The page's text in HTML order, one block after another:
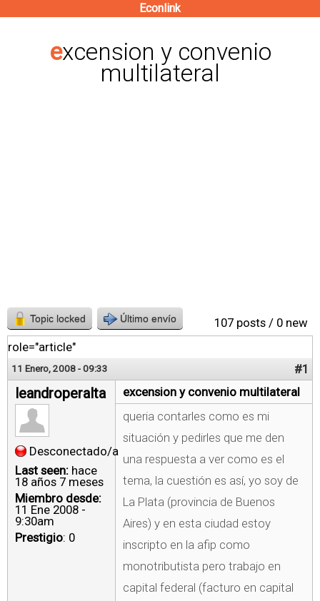
contenido
principal
Econlink
excension y convenio
multilateral
107 posts / 0 new
Topic locked Último envío
role="article"
11 Enero, 2008 - 09:33 #1
leandroperalta
Desconectado/a
Last seen: hace
18 años 7 meses
Miembro desde:
11 Ene 2008 -
9:30am
Prestigio: 0
excension y convenio multilateral
queria contarles como es mi
situación y pedirles que me den
una respuesta a ver como es el
tema, la cuestión es así, yo soy de
La Plata (provincia de Buenos
Aires) y en esta ciudad estoy
inscripto en la afip como
monotributista pero trabajo en
capital federal (facturo en capital